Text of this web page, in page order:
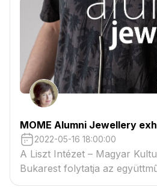
MOME Alumni Jewellery
2022-05-16 18:00:00
A Liszt Intézet – Magyar
Bukarest folytatja az
Nagy Művészeti Egyetem